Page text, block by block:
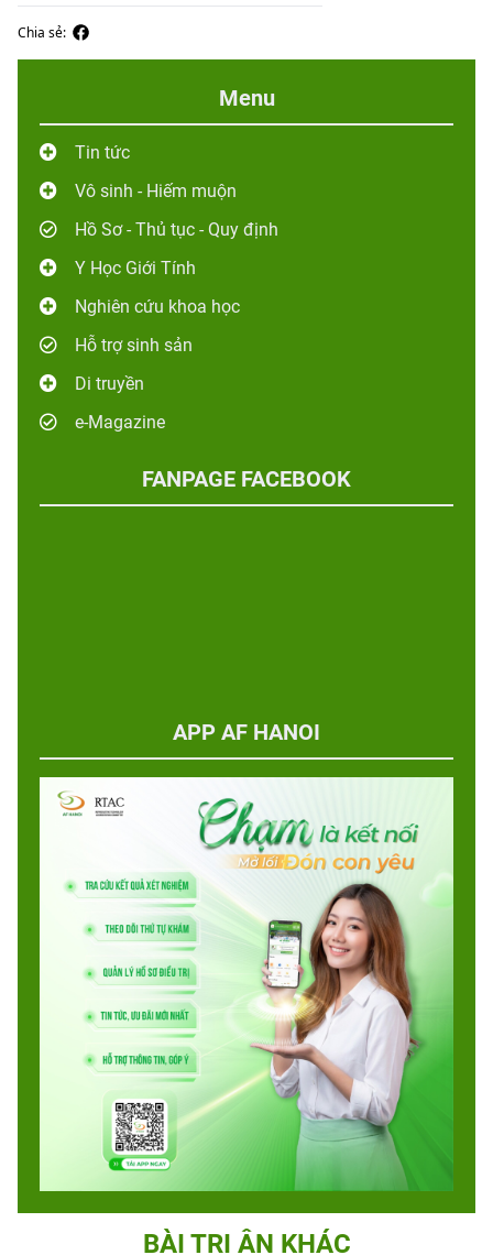
Chia sẻ:
Menu
Tin tức
Vô sinh - Hiếm muộn
Hồ Sơ - Thủ tục - Quy định
Y Học Giới Tính
Nghiên cứu khoa học
Hỗ trợ sinh sản
Di truyền
e-Magazine
FANPAGE FACEBOOK
APP AF HANOI
BÀI TRI ÂN KHÁC